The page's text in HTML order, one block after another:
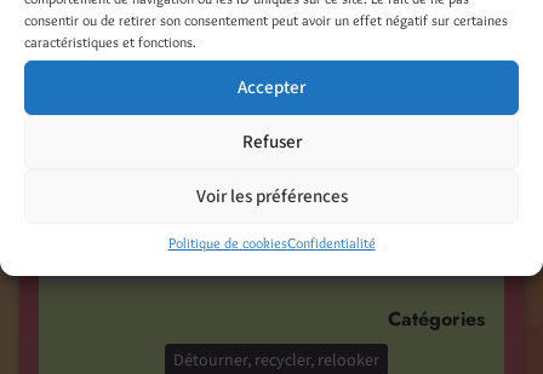
consentir ou de retirer son consentement peut avoir un effet négatif sur certaines
caractéristiques et fonctions.
Accepter
Refuser
Voir les préférences
Politique de cookiesConfidentialité
alkyd paint
Partager :
Catégories
Détourner, recycler, relooker